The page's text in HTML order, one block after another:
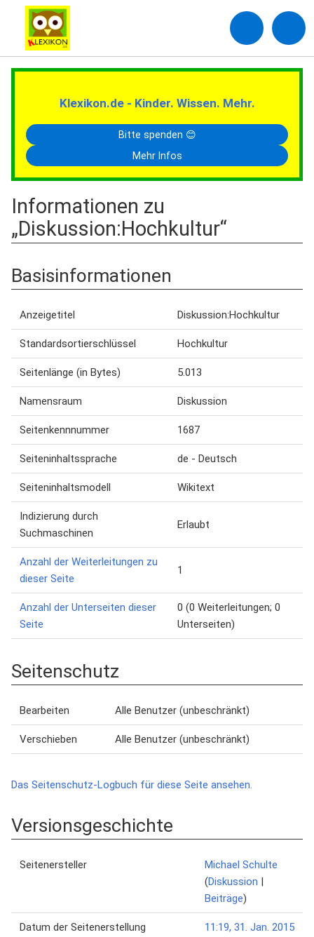
Klexikon.de - Kinder. Wissen. Mehr.
Bitte spenden 😊
Mehr Infos
Informationen zu
„Diskussion:Hochkultur“
Basisinformationen
Anzeigetitel Diskussion:Hochkultur
Standardsortierschlüssel Hochkultur
Seitenlänge (in Bytes) 5.013
Namensraum Diskussion
Seitenkennnummer 1687
Seiteninhaltssprache de - Deutsch
Seiteninhaltsmodell Wikitext
Indizierung durch
Suchmaschinen
Erlaubt
Anzahl der Weiterleitungen zu
dieser Seite
1
Anzahl der Unterseiten dieser
Seite
0 (0 Weiterleitungen; 0
Unterseiten)
Seitenschutz
Bearbeiten Alle Benutzer (unbeschränkt)
Verschieben Alle Benutzer (unbeschränkt)
Das Seitenschutz-Logbuch für diese Seite ansehen.
Versionsgeschichte
Seitenersteller
Michael Schulte
(Diskussion |
Beiträge)
Datum der Seitenerstellung 11:19, 31. Jan. 2015